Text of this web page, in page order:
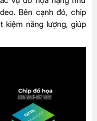
Bên cạnh đó, chip
kiệm năng lượng, giúp